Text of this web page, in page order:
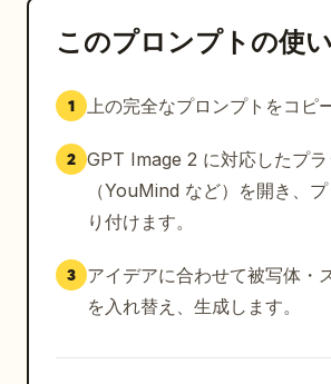
このプロンプトの使
1 上の完全なプロンプトをコピ
2 GPT Image 2 に対応したプ
（YouMind など）を開き、
り付けます。
3
アイデアに合わせて被写体・
を入れ替え、生成します。